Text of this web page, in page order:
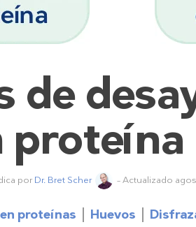
de
proteína
por Dr. Bret Scher – Actualizado
proteínas Huevos